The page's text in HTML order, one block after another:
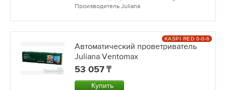
Производитель Juliana
Автоматический проветриватель
Juliana Ventomax
53 057
Купить
KASPI RED 0-0-6